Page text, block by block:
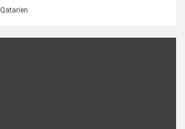
Qatarien